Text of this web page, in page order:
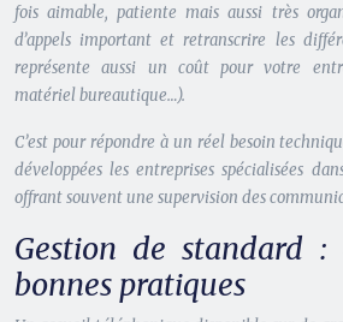
fois aimable, patiente mais aussi très
d’appels important et retranscrire les
représente aussi un coût pour votre
matériel bureautique…).
C’est pour répondre à un réel besoin
développées les entreprises spécialisées
offrant souvent une supervision des
Gestion de standard :
bonnes pratiques